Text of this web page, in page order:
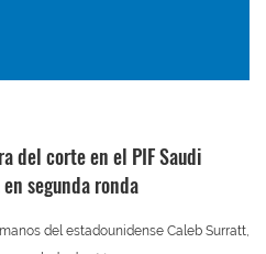
del corte en el PIF Saudi
segunda ronda
del estadounidense Caleb Surratt,